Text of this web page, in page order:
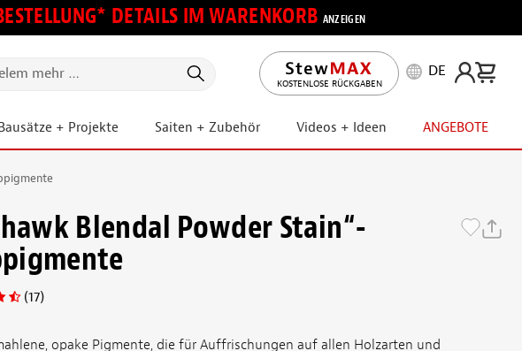
DETAILS IM WARENKORB ANZEIGEN
KOSTENLOSE RÜCKGABEN
DE
+ Projekte Saiten + Zubehör Videos + Ideen ANGEBOTE
Blendal Powder Stain“-
(17)
opake Pigmente, die für Auffrischungen auf allen Holzarten und